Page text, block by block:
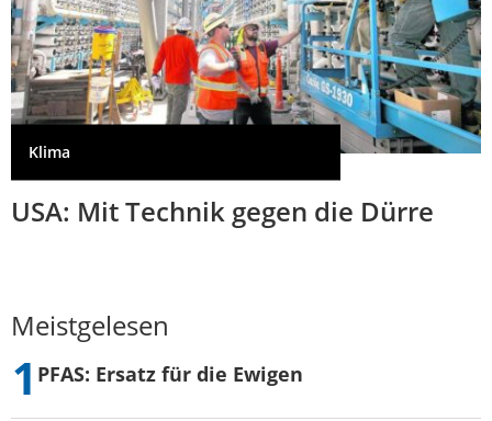
Klima
USA: Mit Technik gegen die Dürre
Meistgelesen
PFAS: Ersatz für die Ewigen